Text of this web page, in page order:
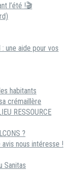
l’été !🎬
une aide pour vos
habitants
crémaillère
RESSOURCE
?
nous intéresse !
Sanitas